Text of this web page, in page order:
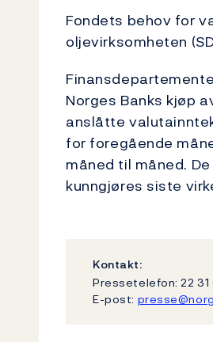
Fondets behov for
oljevirksomheten
Norges Banks kjøp
anslåtte
for foregående
måned til måned.
kunngjøres siste
Kontakt:
Pressetelefon: 22
E-post: